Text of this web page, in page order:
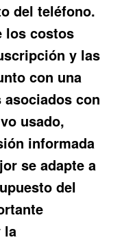
del teléfono.
los costos
y las
con una
con
usado,
informada
se adapte a
del
la